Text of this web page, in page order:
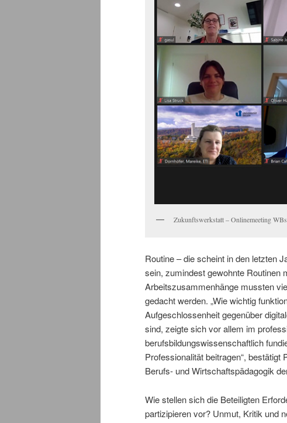
Zukunftswerkstatt – Onlinemeeting
Routine – die scheint in den letzten
sein, zumindest gewohnte Routinen
Arbeitszusammenhänge mussten
gedacht werden. „Wie wichtig
Aufgeschlossenheit gegenüber
sind, zeigte sich vor allem im
berufsbildungswissenschaftlich
Professionalität beitragen“,
Berufs- und Wirtschaftspädagogik
Wie stellen sich die Beteiligten
partizipieren vor? Unmut, Kritik und